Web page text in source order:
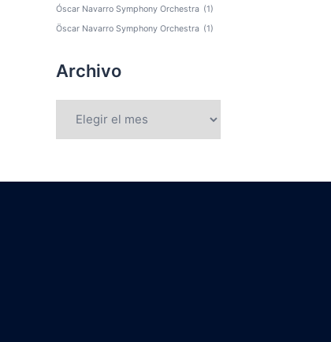
Óscar Navarro Symphony Orchestra (1)
Öscar Navarro Symphony Orchestra (1)
Archivo